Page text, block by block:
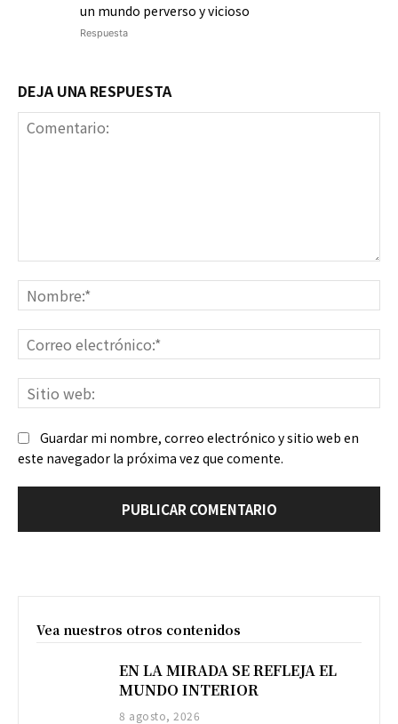
un mundo perverso y vicioso
Respuesta
DEJA UNA RESPUESTA
Guardar mi nombre, correo electrónico y sitio web en
este navegador la próxima vez que comente.
Vea nuestros otros contenidos
EN LA MIRADA SE REFLEJA EL
MUNDO INTERIOR
8 agosto, 2026